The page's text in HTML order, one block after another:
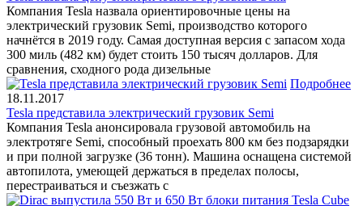
Компания Tesla назвала ориентировочные цены на
электрический грузовик Semi, производство которого
начнётся в 2019 году. Самая доступная версия с запасом хода
300 миль (482 км) будет стоить 150 тысяч долларов. Для
сравнения, сходного рода дизельные
Подробнее
18.11.2017
Tesla представила электрический грузовик Semi
Компания Tesla анонсировала грузовой автомобиль на
электротяге Semi, способный проехать 800 км без подзарядки
и при полной загрузке (36 тонн). Машина оснащена системой
автопилота, умеющей держаться в пределах полосы,
перестраиваться и съезжать с